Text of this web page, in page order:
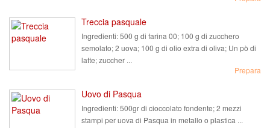
Treccia pasquale
Ingredienti:500 g di farina 00; 100 g di zucchero
semolato; 2 uova; 100 g di olio extra di oliva; Un pò di
latte; zuccher ...
Prepara
Uovo di Pasqua
Ingredienti:500gr di cioccolato fondente; 2 mezzi
stampi per uova di Pasqua in metallo o plastica ...